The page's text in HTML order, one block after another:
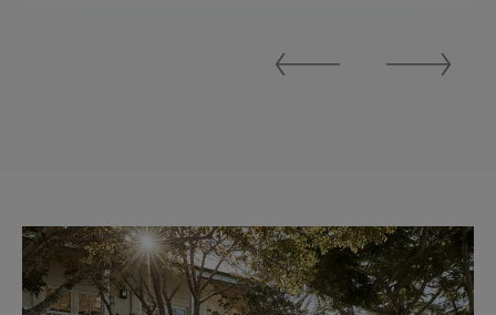
Previous
Next